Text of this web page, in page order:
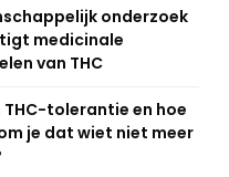
onderzoek
medicinale
van THC
THC-tolerantie en hoe
je dat wiet niet meer